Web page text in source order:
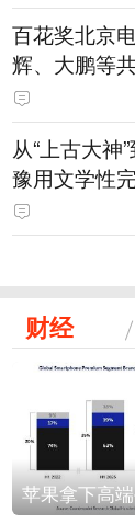
百花奖北京
辉、大鹏等
构
从“上古大神
豫用文学性
财经